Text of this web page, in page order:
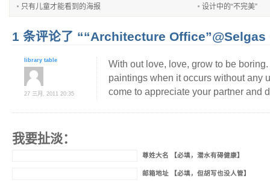
只有儿童才能看到的海报
设计中的“不完美”
1 条评论了 ““Architecture Office”@Selgas
library table
27 三月, 2011 20:35
With out love, love, grow to be
paintings when it occurs without any
come to appreciate your partner and
我要扯淡：
尊姓大名 【必填，潜水有碍健康】
邮箱地址 【必填，但胡写也没人管】